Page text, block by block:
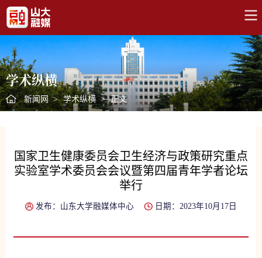
学术纵横
新闻网 > 学术纵横 > 正文
国家卫生健康委员会卫生经济与政策研究重点
实验室学术委员会会议暨第四届青年学者论坛
举行
发布：山东大学融媒体中心 日期：2023年10月17日